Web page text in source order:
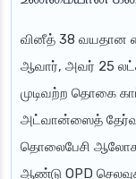
வினீத் 38 வயதான
ஆவார், அவர் 25
முடிவற்ற தொகை
அட்வான்ஸைத்
தொலைபேசி
ஆண்டு OPD